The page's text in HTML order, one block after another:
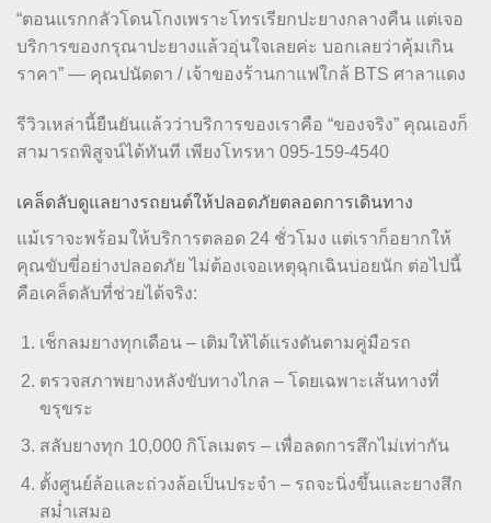
“ตอนแรกกลัวโดนโกงเพราะโทรเรียกปะยางกลางคืน แต่เจอ
บริการของกรุณาปะยางแล้วอุ่นใจเลยค่ะ บอกเลยว่าคุ้มเกิน
ราคา” — คุณปนัดดา / เจ้าของร้านกาแฟใกล้ BTS ศาลาแดง
รีวิวเหล่านี้ยืนยันแล้วว่าบริการของเราคือ “ของจริง” คุณเองก็
สามารถพิสูจน์ได้ทันที เพียงโทรหา 095-159-4540
เคล็ดลับดูแลยางรถยนต์ให้ปลอดภัยตลอดการเดินทาง
แม้เราจะพร้อมให้บริการตลอด 24 ชั่วโมง แต่เราก็อยากให้
คุณขับขี่อย่างปลอดภัย ไม่ต้องเจอเหตุฉุกเฉินบ่อยนัก ต่อไปนี้
คือเคล็ดลับที่ช่วยได้จริง:
เช็กลมยางทุกเดือน – เติมให้ได้แรงดันตามคู่มือรถ
ตรวจสภาพยางหลังขับทางไกล – โดยเฉพาะเส้นทางที่
ขรุขระ
สลับยางทุก 10,000 กิโลเมตร – เพื่อลดการสึกไม่เท่ากัน
ตั้งศูนย์ล้อและถ่วงล้อเป็นประจำ – รถจะนิ่งขึ้นและยางสึก
สม่ำเสมอ